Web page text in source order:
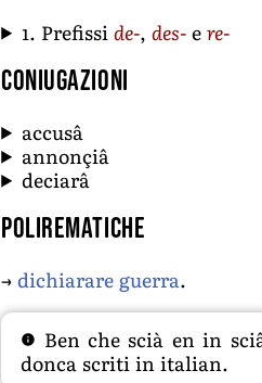
1. Prefissi de-, des-ere-
Coniugazioni
accusâ
annonçiâ
deciarâ
Polirematiche
→dichiarare guerra.
Ben che scià en in
donca scriti in italian.